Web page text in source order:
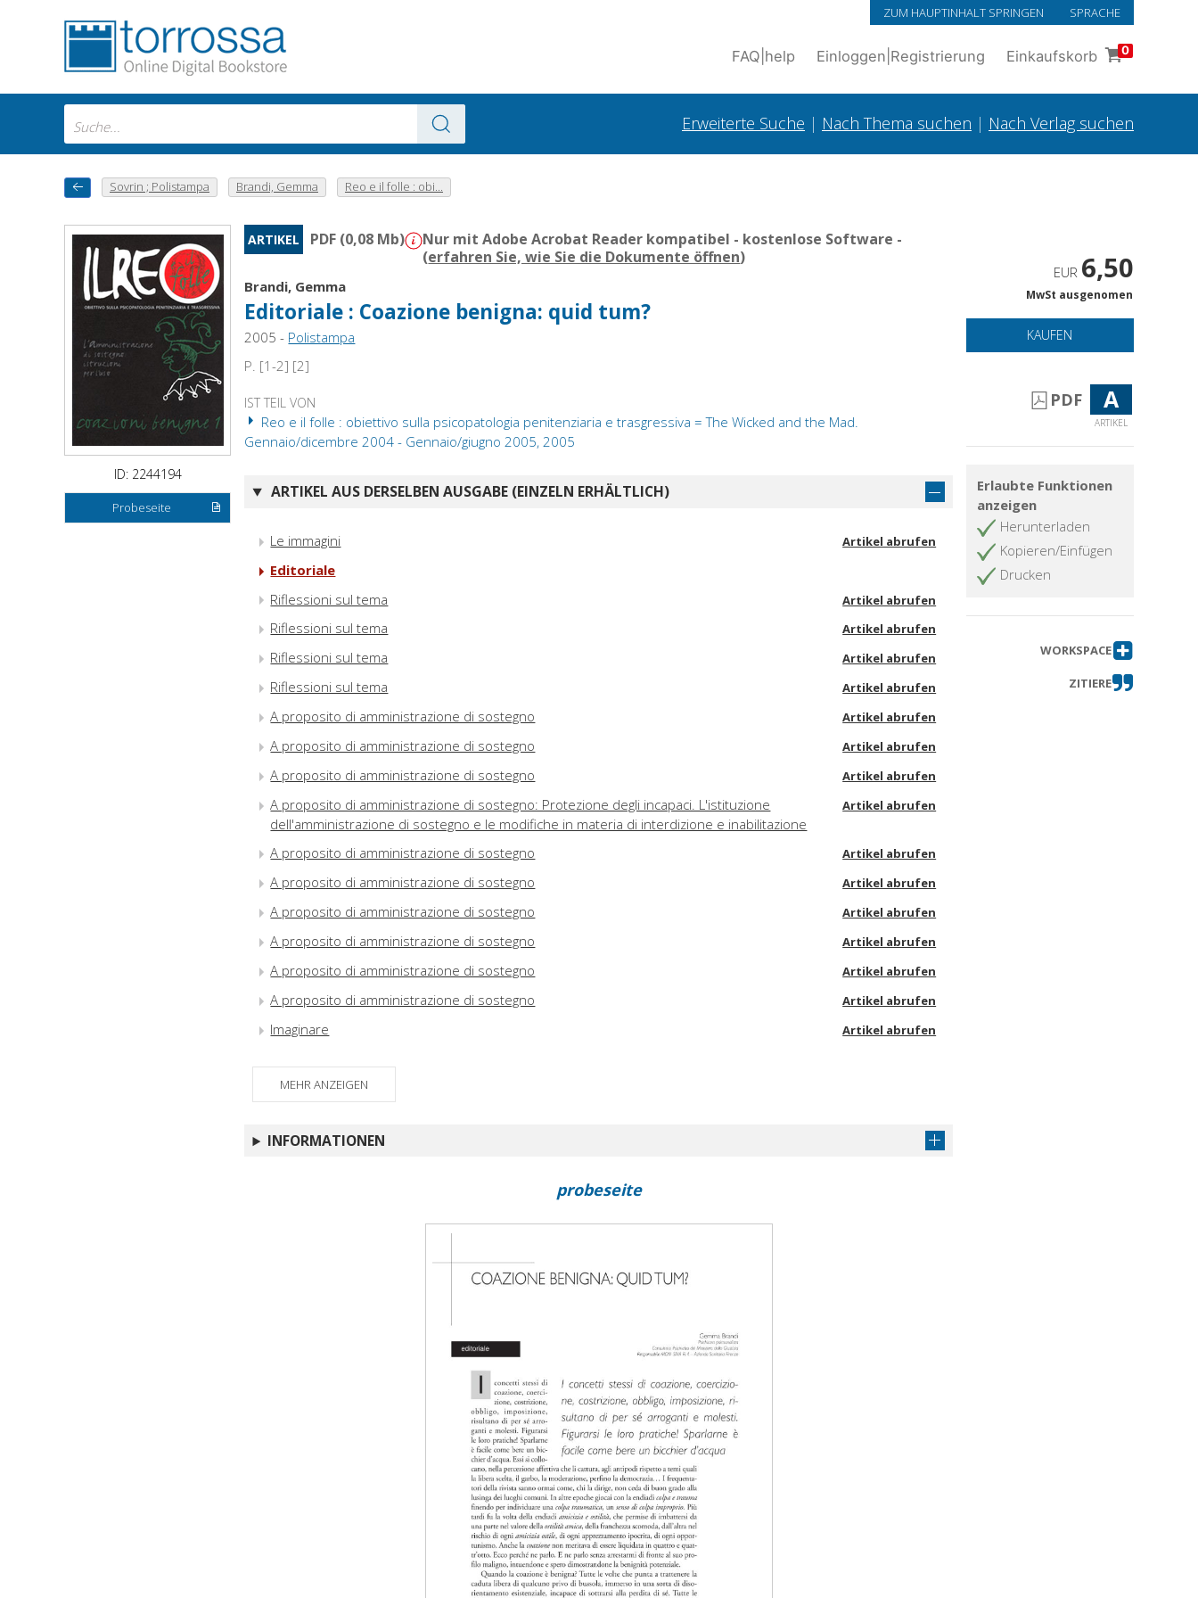
ZUM HAUPTINHALT SPRINGEN SPRACHE
FAQ help Einloggen Registrierung Einkaufskorb 0
Erweiterte Suche | Nach Thema suchen | Nach Verlag suchen
Sovrin ; Polistampa Brandi, Gemma Reo e il folle : obi...
ID: 2244194
Probeseite
ARTIKEL PDF (0,08 Mb)
Nur mit Adobe Acrobat Reader kompatibel - kostenlose Software -
(erfahren Sie, wie Sie die Dokumente öffnen)
Brandi, Gemma
Editoriale : Coazione benigna: quid tum?
2005 - Polistampa
P. [1-2] [2]
IST TEIL VON
Reo e il folle : obiettivo sulla psicopatologia penitenziaria e trasgressiva = The Wicked and the Mad.
Gennaio/dicembre 2004 - Gennaio/giugno 2005, 2005
ARTIKEL AUS DERSELBEN AUSGABE (EINZELN ERHÄLTLICH)
Le immagini Artikel abrufen
Editoriale
Riflessioni sul tema
Artikel abrufen
Riflessioni sul tema Artikel abrufen
Riflessioni sul tema Artikel abrufen
Riflessioni sul tema Artikel abrufen
A proposito di amministrazione di sostegno Artikel abrufen
A proposito di amministrazione di sostegno Artikel abrufen
A proposito di amministrazione di sostegno Artikel abrufen
A proposito di amministrazione di sostegno: Protezione degli incapaci. L'istituzione
dell'amministrazione di sostegno e le modifiche in materia di interdizione e inabilitazione
Artikel abrufen
A proposito di amministrazione di sostegno Artikel abrufen
A proposito di amministrazione di sostegno Artikel abrufen
A proposito di amministrazione di sostegno Artikel abrufen
A proposito di amministrazione di sostegno Artikel abrufen
A proposito di amministrazione di sostegno Artikel abrufen
A proposito di amministrazione di sostegno Artikel abrufen
Imaginare Artikel abrufen
MEHR ANZEIGEN
INFORMATIONEN
EUR 6,50
MwSt ausgenomen
KAUFEN
PDF A
ARTIKEL
Erlaubte Funktionen
anzeigen
Herunterladen
Kopieren/Einfügen
Drucken
WORKSPACE
ZITIERE
probeseite